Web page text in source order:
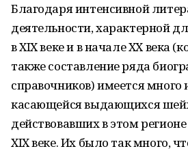
Благодаря интенсивной
деятельности, характерной
в XIX веке и в начале XX века
также составление ряда
справочников) имеется
касающейся выдающихся
действовавших в этом регионе
XIX веке. Их было так много,